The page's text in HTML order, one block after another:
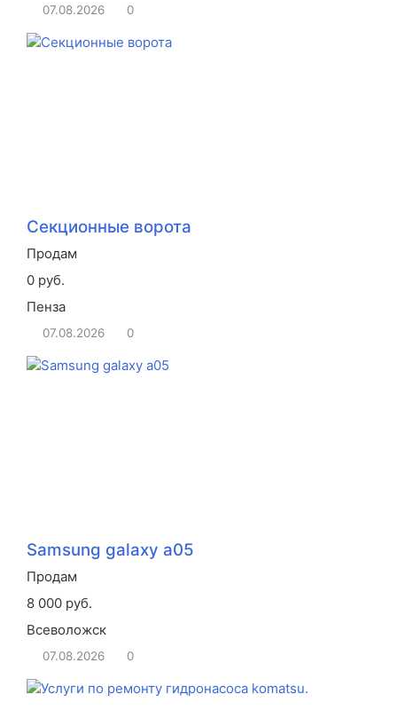
07.08.2026 0
Секционные ворота
Продам
0 руб.
Пенза
07.08.2026 0
Samsung galaxy a05
Продам
8 000 руб.
Всеволожск
07.08.2026 0